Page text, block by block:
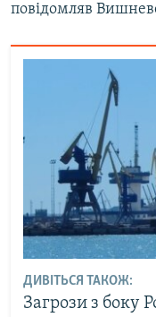
повідомляв
ДИВІТЬСЯ ТАКОЖ:
Загрози з боку